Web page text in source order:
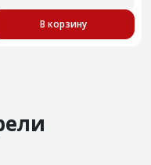
В корзину